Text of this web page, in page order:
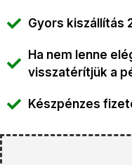
Gyors kiszállítás
Ha nem lenne
visszatérítjük a
Készpénzes